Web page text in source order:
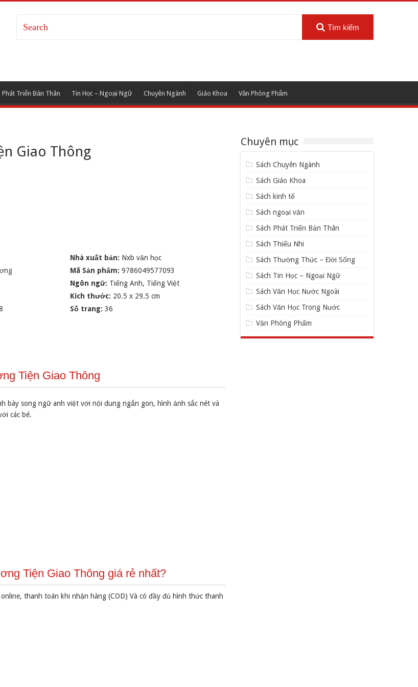
Tìm kiếm
Phát Triển Bản Thân Tin Học – Ngoại Ngữ Chuyên Ngành Giáo Khoa Văn Phòng Phẩm
Giao Thông
Nhà xuất bản: Nxb văn học
Mã Sản phẩm:9786049577093
Ngôn ngữ: Tiếng Anh, Tiếng Việt
Kích thước: 20.5 x 29.5 cm
Số trang:36
Tiện Giao Thông
bày song ngữ anh việt với nội dung ngắn gon, hình ảnh sắc nét và
các bé.
Tiện Giao Thông giá rẻ nhất?
thanh toán khi nhận hàng (COD) Và có đầy đủ hình thức thanh
Chuyên mục
Sách Chuyên Ngành
Sách Giáo Khoa
Sách kinh tế
Sách ngoại văn
Sách Phát Triển Bản Thân
Sách Thiếu Nhi
Sách Thường Thức – Đời Sống
Sách Tin Học – Ngoại Ngữ
Sách Văn Học Nước Ngoài
Sách Văn Học Trong Nước
Văn Phòng Phẩm